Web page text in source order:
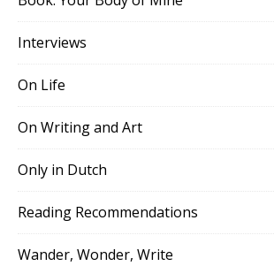
Interviews
On Life
On Writing and Art
Only in Dutch
Reading Recommendations
Wander, Wonder, Write